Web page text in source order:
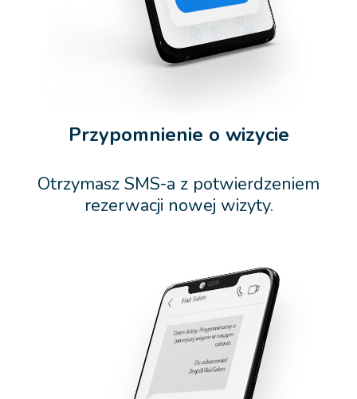
Przypomnienie o wizycie
Otrzymasz SMS-a z potwierdzeniem
rezerwacji nowej wizyty.